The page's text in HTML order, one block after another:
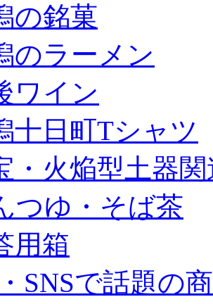
の銘菓
のラーメン
ワイン
十日町Tシャツ
・火焔型土器
つゆ・そば茶
用箱
SNSで話題の